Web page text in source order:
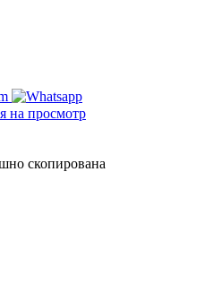
на просмотр
скопирована